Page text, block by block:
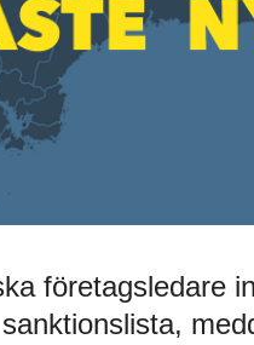
företagsledare